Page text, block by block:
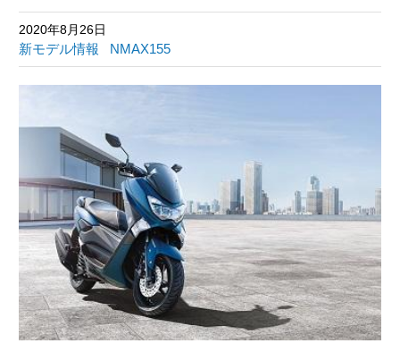
2020年8月26日
新モデル情報 NMAX155